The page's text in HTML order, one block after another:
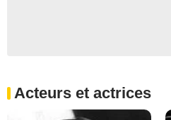
Acteurs et actrices